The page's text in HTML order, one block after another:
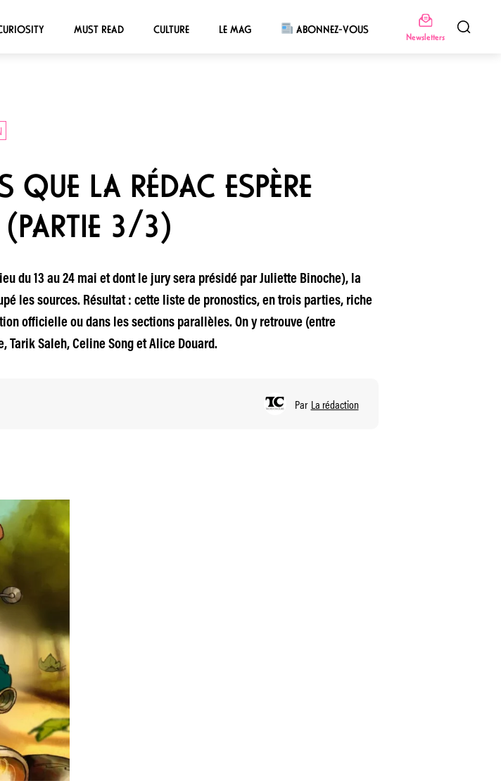
MUST READ CULTURE LE MAG ABONNEZ-VOUS
Newsletters
LA RÉDAC ESPÈRE
(PARTIE 3/3)
du 13 au 24 mai et dont le jury sera présidé par Juliette Binoche), la
les sources. Résultat : cette liste de pronostics, en trois parties, riche
officielle ou dans les sections parallèles. On y retrouve (entre
Tarik Saleh, Celine Song et Alice Douard.
Par La rédaction